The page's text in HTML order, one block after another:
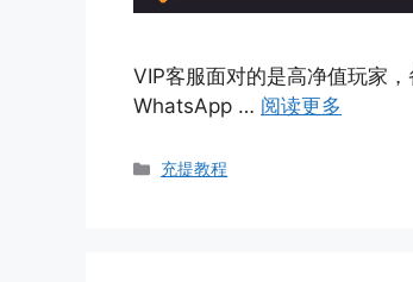
VIP客服面对的是高净值玩家
WhatsApp … 阅读更多
Categories
充提教程